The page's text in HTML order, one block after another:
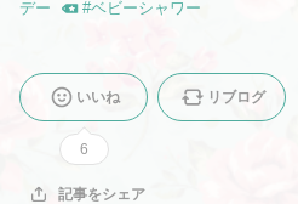
デー #ベビーシャワー
いいね
6
リブログ
記事をシェア